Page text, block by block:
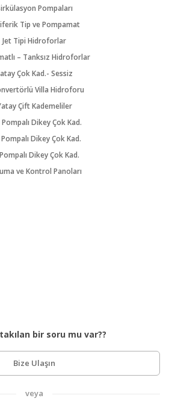
Pompaları
Tip ve Pompamat
Jet Tipi Hidroforlar
– Tanksız Hidroforlar
Çok Kad.- Sessiz
Villa Hidroforu
Çift Kademeliler
Dikey Çok Kad.
Dikey Çok Kad.
Dikey Çok Kad.
ve Kontrol Panoları
takılan bir soru mu var??
Bize Ulaşın
veya